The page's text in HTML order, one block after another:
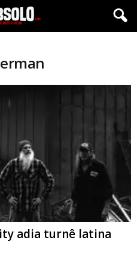
adia turnê latina